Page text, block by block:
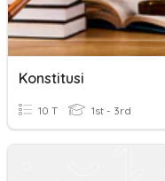
Konstitusi
10 T 1st - 3rd